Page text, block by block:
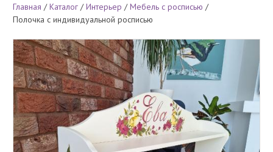
Главная /Каталог /Интерьер /Мебель с росписью /
Полочка с индивидуальной росписью